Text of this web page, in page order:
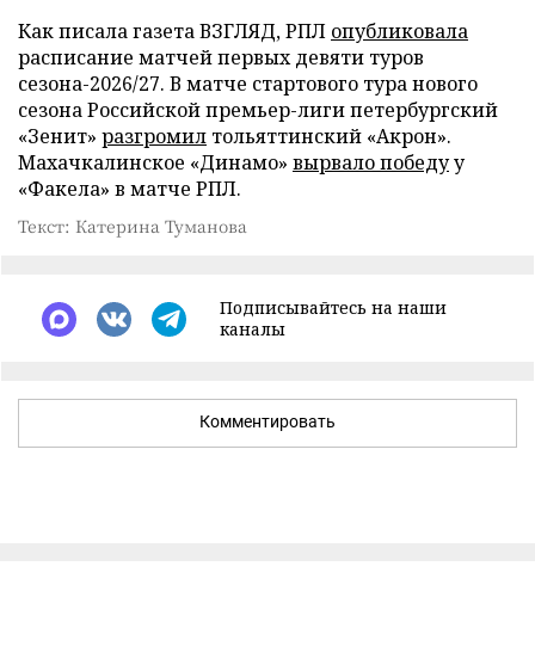
Как писала газета ВЗГЛЯД, РПЛ опубликовала
расписание матчей первых девяти туров
сезона-2026/27. В матче стартового тура нового
сезона Российской премьер-лиги петербургский
«Зенит» разгромил тольяттинский «Акрон».
Махачкалинское «Динамо» вырвало победуу
«Факела» в матче РПЛ.
Текст: Катерина Туманова
Подписывайтесь на наши
каналы
Комментировать